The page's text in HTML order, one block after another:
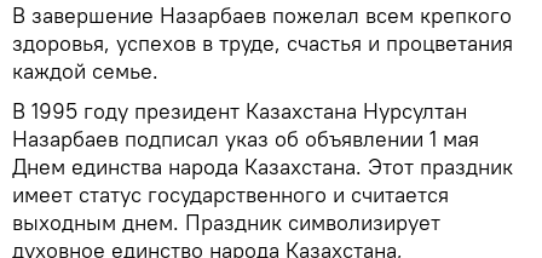
В завершение Назарбаев пожелал всем крепкого
здоровья, успехов в труде, счастья и процветания
каждой семье.
В 1995 году президент Казахстана Нурсултан
Назарбаев подписал указ об объявлении 1 мая
Днем единства народа Казахстана. Этот праздник
имеет статус государственного и считается
выходным днем. Праздник символизирует
духовное единство народа Казахстана,